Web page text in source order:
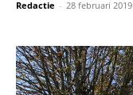
Redactie - 28 februari 2019